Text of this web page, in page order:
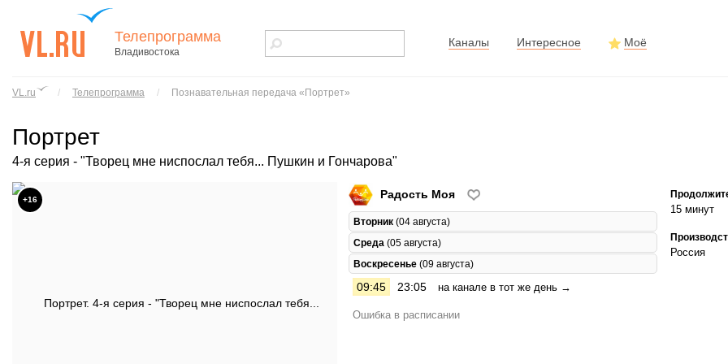
города
Владивостока
Телепрограмма
Владивостока
Каналы Интересное Моё
VL.ru / Телепрограмма / Познавательная передача «Портрет»
Портрет
4-я серия - "Творец мне ниспослал тебя... Пушкин и Гончарова"
+16 Радость Моя
Вторник (04 августа)
Среда (05 августа)
Воскресенье (09 августа)
09:45 23:05 на канале в тот же день →
Ошибка в расписании
15 минут
Россия